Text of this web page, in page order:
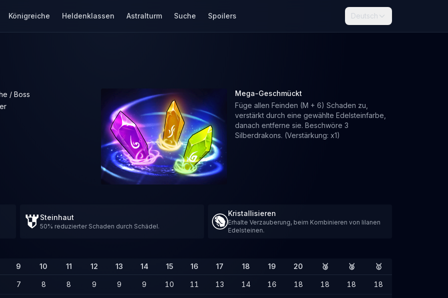
Königreiche Heldenklassen Astralturm Suche Spoilers Deutsch
/ Boss
Mega-Geschmückt
Füge allen Feinden (M + 6) Schaden zu,
verstärkt durch eine gewählte Edelsteinfarbe,
danach entferne sie. Beschwöre 3
Silberdrakons. (Verstärkung: x1)
Steinhaut
50% reduzierter Schaden durch Schädel.
Kristallisieren
Erhalte Verzauberung, beim Kombinieren von lilanen
Edelsteinen.
9 10 11 12 13 14 15 16 17 18 19 20 🥉 🥈 🥇
7 8 8 9 9 9 10 11 13 14 16 18 18 18 18